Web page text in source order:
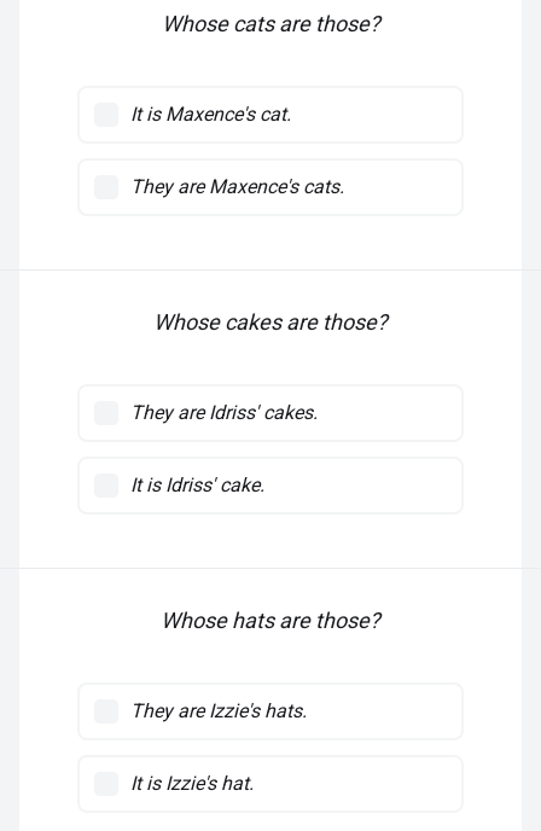
Whose cats are those?
It is Maxence's cat.
They are Maxence's cats.
Whose cakes are those?
They are Idriss' cakes.
It is Idriss' cake.
Whose hats are those?
They are Izzie's hats.
It is Izzie's hat.